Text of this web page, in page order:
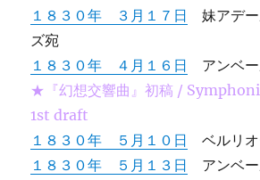
１８３０年 ３月１７日
妹アデー
ズ宛
１８３０年 ４月１６日
アンベ
★『幻想交響曲』初稿 /
1st draft
１８３０年 ５月１０日
ベルリ
１８３０年 ５月１３日
アンベ